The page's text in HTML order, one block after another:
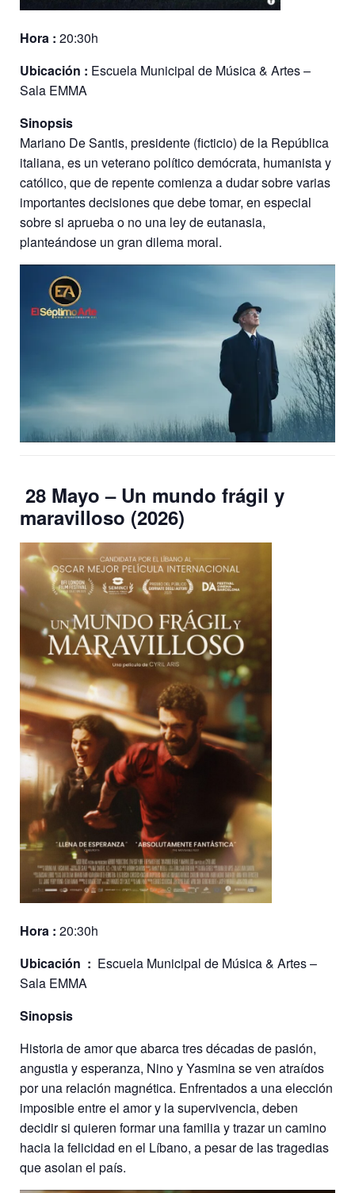
Hora : 20:30h
Ubicación : Escuela Municipal de Música & Artes –
Sala EMMA
Sinopsis
Mariano De Santis, presidente (ficticio) de la República
italiana, es un veterano político demócrata, humanista y
católico, que de repente comienza a dudar sobre varias
importantes decisiones que debe tomar, en especial
sobre si aprueba o no una ley de eutanasia,
planteándose un gran dilema moral.
28 Mayo – Un mundo frágil y
maravilloso (2026)
Hora : 20:30h
Ubicación : Escuela Municipal de Música & Artes –
Sala EMMA
Sinopsis
Historia de amor que abarca tres décadas de pasión,
angustia y esperanza, Nino y Yasmina se ven atraídos
por una relación magnética. Enfrentados a una elección
imposible entre el amor y la supervivencia, deben
decidir si quieren formar una familia y trazar un camino
hacia la felicidad en el Líbano, a pesar de las tragedias
que asolan el país.